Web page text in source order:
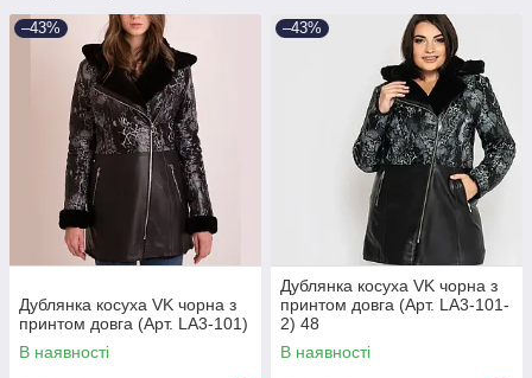
–43%
Дублянка косуха VK чорна з
принтом довга (Арт. LA3-101)
В наявності
–43%
Дублянка косуха VK чорна з
принтом довга (Арт. LA3-101-
2) 48
В наявності